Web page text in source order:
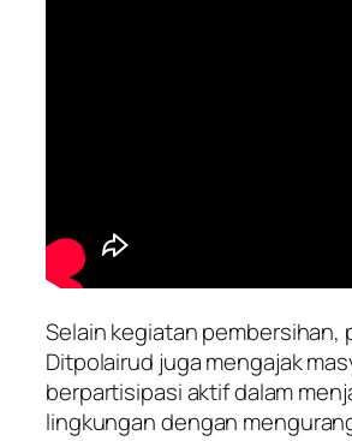
Selain kegiatan pembersihan,
Ditpolairud juga mengajak
berpartisipasi aktif dalam
lingkungan dengan